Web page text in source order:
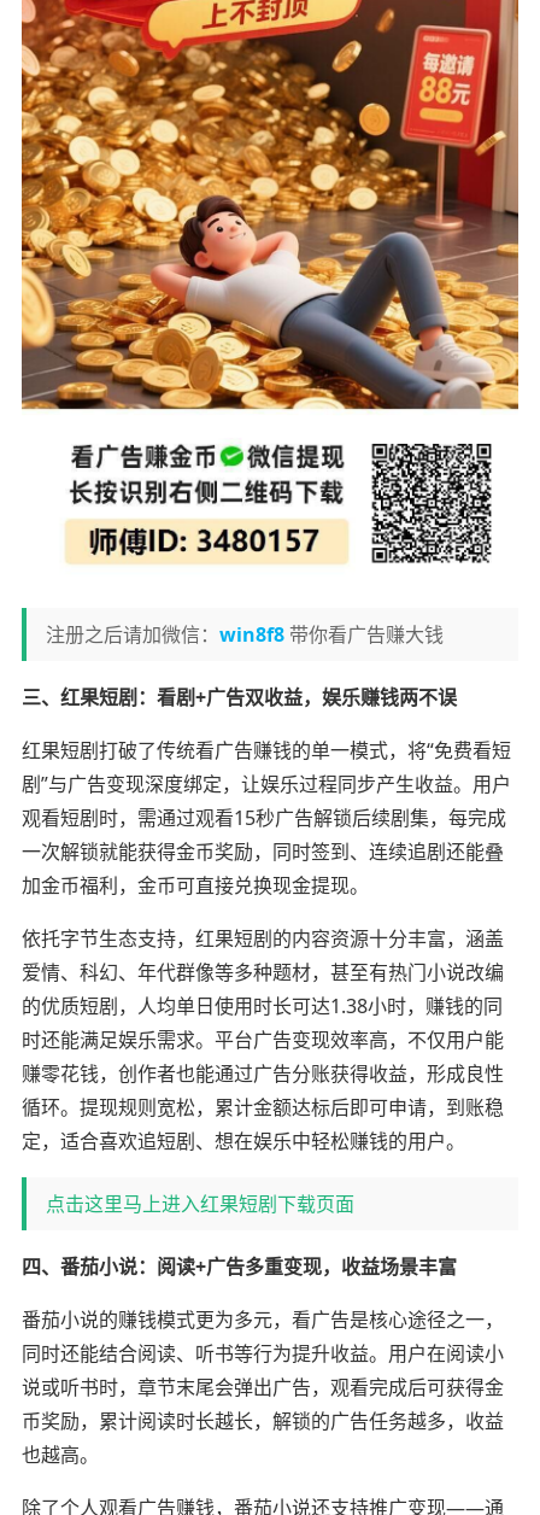
注册之后请加微信： win8f8带你看广告赚大钱
三、红果短剧：看剧+广告双收益，娱乐赚钱两不误
红果短剧打破了传统看广告赚钱的单一模式，将“免费看短
剧”与广告变现深度绑定，让娱乐过程同步产生收益。用户
观看短剧时，需通过观看15秒广告解锁后续剧集，每完成
一次解锁就能获得金币奖励，同时签到、连续追剧还能叠
加金币福利，金币可直接兑换现金提现。
依托字节生态支持，红果短剧的内容资源十分丰富，涵盖
爱情、科幻、年代群像等多种题材，甚至有热门小说改编
的优质短剧，人均单日使用时长可达1.38小时，赚钱的同
时还能满足娱乐需求。平台广告变现效率高，不仅用户能
赚零花钱，创作者也能通过广告分账获得收益，形成良性
循环。提现规则宽松，累计金额达标后即可申请，到账稳
定，适合喜欢追短剧、想在娱乐中轻松赚钱的用户。
点击这里马上进入红果短剧下载页面
四、番茄小说：阅读+广告多重变现，收益场景丰富
番茄小说的赚钱模式更为多元，看广告是核心途径之一，
同时还能结合阅读、听书等行为提升收益。用户在阅读小
说或听书时，章节末尾会弹出广告，观看完成后可获得金
币奖励，累计阅读时长越长，解锁的广告任务越多，收益
也越高。
除了个人观看广告赚钱，番茄小说还支持推广变现——通